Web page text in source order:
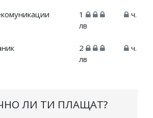
1
лв
ч.
2
лв
ч.
ЛИ ТИ ПЛАЩАТ?